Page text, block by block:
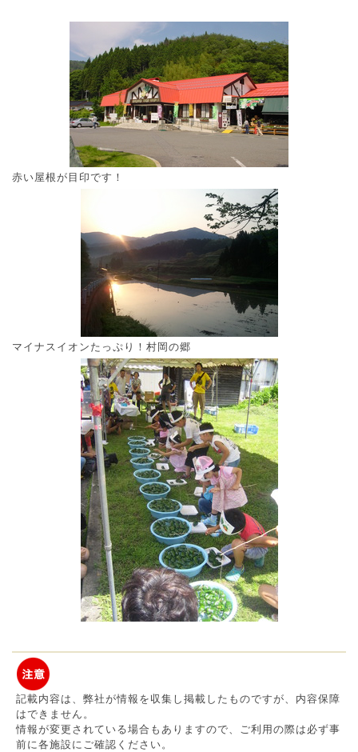
赤い屋根が目印です！
マイナスイオンたっぷり！村岡の郷
記載内容は、弊社が情報を収集し掲載したものですが、内容保障
はできません。
情報が変更されている場合もありますので、ご利用の際は必ず事
前に各施設にご確認ください。